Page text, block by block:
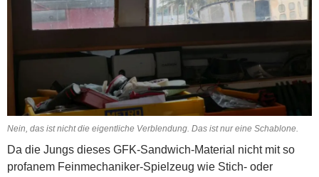
Nein, das ist nicht die eigentliche Verblendung. Das ist nur eine Schablone.
Da die Jungs dieses GFK-Sandwich-Material nicht mit so
profanem Feinmechaniker-Spielzeug wie Stich- oder